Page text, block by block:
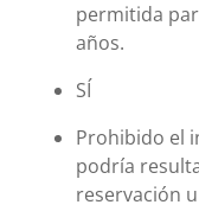
permitida
años.
SÍ
Prohibido el
podría
reservación